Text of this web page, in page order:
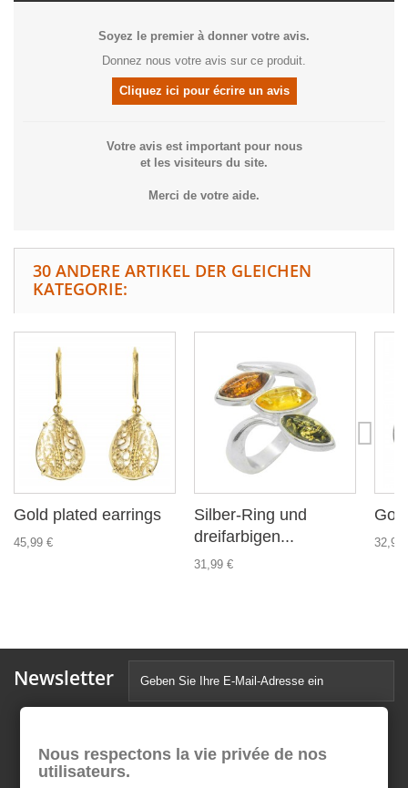
Soyez le premier à donner votre avis.
Donnez nous votre avis sur ce produit.
Cliquez ici pour écrire un avis
Votre avis est important pour nous
et les visiteurs du site.
Merci de votre aide.
30 ANDERE ARTIKEL DER GLEICHEN
KATEGORIE:
Gold plated earrings
45,99 €
Silber-Ring und
dreifarbigen...
31,99 €
32,99
Newsletter
Nous respectons la vie privée de nos
utilisateurs.